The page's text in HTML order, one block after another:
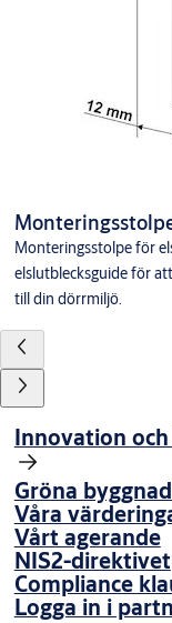
Monteringsstolpe för
elslutblecksguide för
till din dörrmiljö.
Innovation
Gröna
Våra
Vårt agerande
NIS2-direktivet
Compliance
Logga in i